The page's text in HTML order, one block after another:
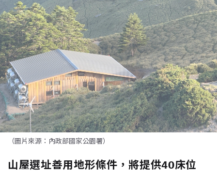
（圖片來源：內政部國家公園署）
山屋選址善用地形條件，將提供40床位